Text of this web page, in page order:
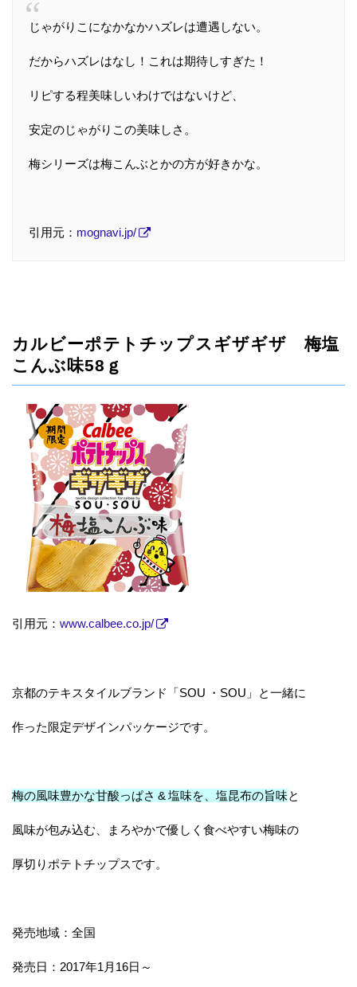
じゃがりこになかなかハズレは遭遇しない。
だからハズレはなし！これは期待しすぎた！
リピする程美味しいわけではないけど、
安定のじゃがりこの美味しさ。
梅シリーズは梅こんぶとかの方が好きかな。
引用元： mognavi.jp/
カルビーポテトチップスギザギザ 梅塩
こんぶ味58ｇ
引用元： www.calbee.co.jp/
京都のテキスタイルブランド「SOU ・SOU」と一緒に
作った限定デザインパッケージです。
梅の風味豊かな甘酸っぱさ & 塩味を、塩昆布の旨味と
風味が包み込む、まろやかで優しく食べやすい梅味の
厚切りポテトチップスです。
発売地域：全国
発売日：2017年1月16日～